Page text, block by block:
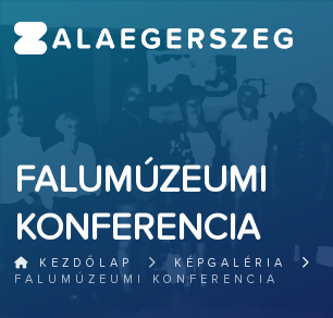
FALUMÚZEUMI
KONFERENCIA
KEZDŐLAP
KÉPGALÉRIA
FALUMÚZEUMI KONFERENCIA